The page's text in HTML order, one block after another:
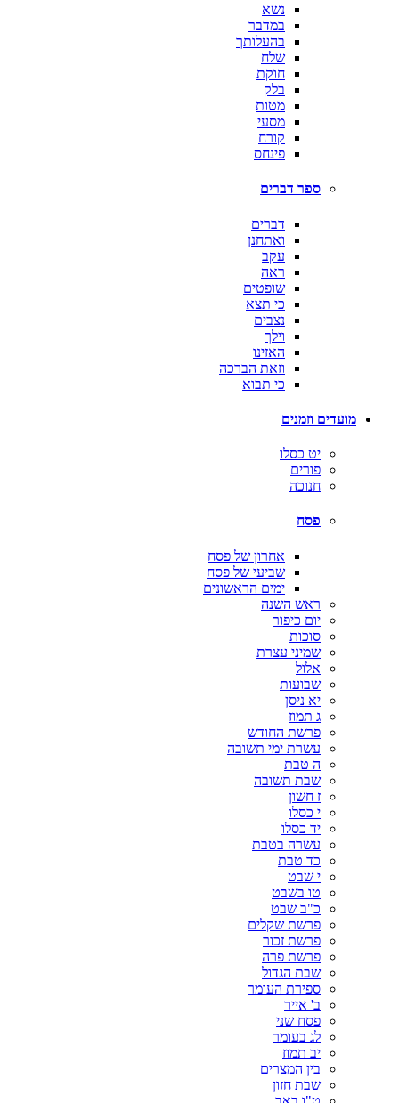
נשא
במדבר
בהעלותך
שלח
חוקת
בלק
מטות
מסעי
קורח
פינחס
ספר דברים
דברים
ואתחנן
עקב
ראה
שופטים
כי תצא
נצבים
וילך
האזינו
וזאת הברכה
כי תבוא
מועדים וזמנים
יט כסלו
פורים
חנוכה
פסח
אחרון של פסח
שביעי של פסח
ימים הראשונים
ראש השנה
יום כיפור
סוכות
שמיני עצרת
אלול
שבועות
יא ניסן
ג תמוז
פרשת החודש
עשרת ימי תשובה
ה טבת
שבת תשובה
ז חשון
י כסלו
יד כסלו
עשרה בטבת
כד טבת
י שבט
טו בשבט
כ"ב שבט
פרשת שקלים
פרשת זכור
פרשת פרה
שבת הגדול
ספירת העומר
ב' אייר
פסח שני
לג בעומר
יב תמוז
בין המצרים
שבת חזון